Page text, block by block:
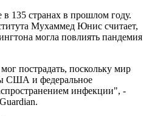
135 странах в прошлом году.
Мухаммед Юнис считает,
могла повлиять пандемия
пострадать, поскольку мир
США и федеральное
инфекции", -